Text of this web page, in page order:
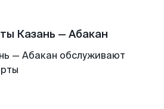
Казань — Абакан
— Абакан обслуживают